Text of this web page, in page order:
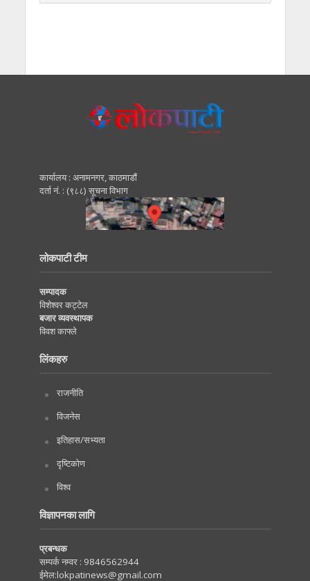
कार्यालय : अनामनगर, काठमाडाैं
दर्ता नं. : (९८८) सूचना विभाग
लोकपाटी टीम
सम्पादक
विशेश्वर कट्टेल
बजार व्यवस्थापक
विवश काफ्ले
लिंकहरु
राजनीति
विजनेस
इतिहास/सभ्यता
दृष्टिकोण
विश्व
विज्ञापनका लागि
प्रबन्धक
सम्पर्क नम्वर : 9846562944
ईमेल:lokpatinews@gmail.com